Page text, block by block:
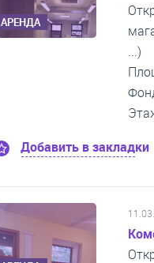
АРЕНДА
...)
Добавить в закладки